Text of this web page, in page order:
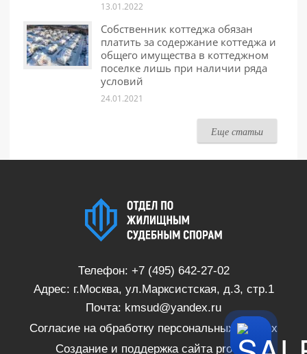
13.01.2022
Собственник коттеджа обязан
платить за содержание коттеджа и
общего имущества в коттеджном
поселке лишь при наличии ряда
условий
24.01.2021
Еще статьи
Телефон: +7 (495) 642-27-02
Адрес: г.Москва, ул.Марксистская, д.3, стр.1
Почта: kmsud@yandex.ru
Согласие на обработку персональных данных
Создание и поддержка сайта proSite